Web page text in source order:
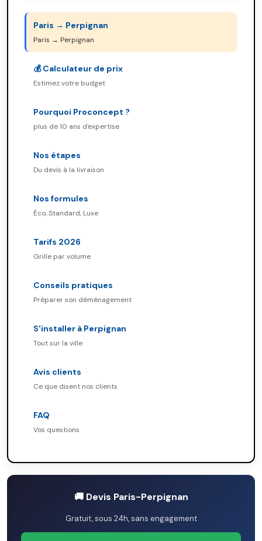
Paris → Perpignan
Paris → Perpignan
💰 Calculateur de prix
Estimez votre budget
Pourquoi Proconcept ?
plus de 10 ans d'expertise
Nos étapes
Du devis à la livraison
Nos formules
Éco, Standard, Luxe
Tarifs 2026
Grille par volume
Conseils pratiques
Préparer son déménagement
S'installer à Perpignan
Tout sur la ville
Avis clients
Ce que disent nos clients
FAQ
Vos questions
🚚 Devis Paris-Perpignan
Gratuit, sous 24h, sans engagement